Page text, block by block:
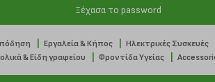
Ξέχασα το password
Εργαλεία & Κήπος Ηλεκτρικές Συσκευές
& Είδη γραφείου Φροντίδα Υγείας